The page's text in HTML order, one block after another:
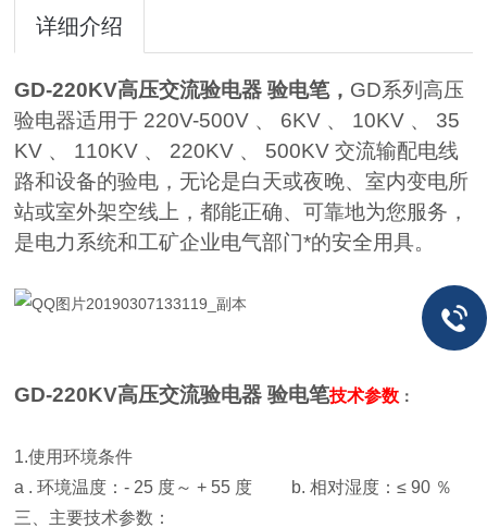
详细介绍
GD-220KV高压交流验电器 验电笔， GD系列高压
验电器适用于 220V-500V 、 6KV 、 10KV 、 35
KV 、 110KV 、 220KV 、 500KV 交流输配电线
路和设备的验电，无论是白天或夜晚、室内变电所
站或室外架空线上，都能正确、可靠地为您服务，
是电力系统和工矿企业电气部门*的安全用具。
GD-220KV高压交流验电器 验电笔技术参数 ：
1.使用环境条件
a . 环境温度：- 25 度～ + 55 度 b. 相对湿度：≤ 90 ％
三、主要技术参数：